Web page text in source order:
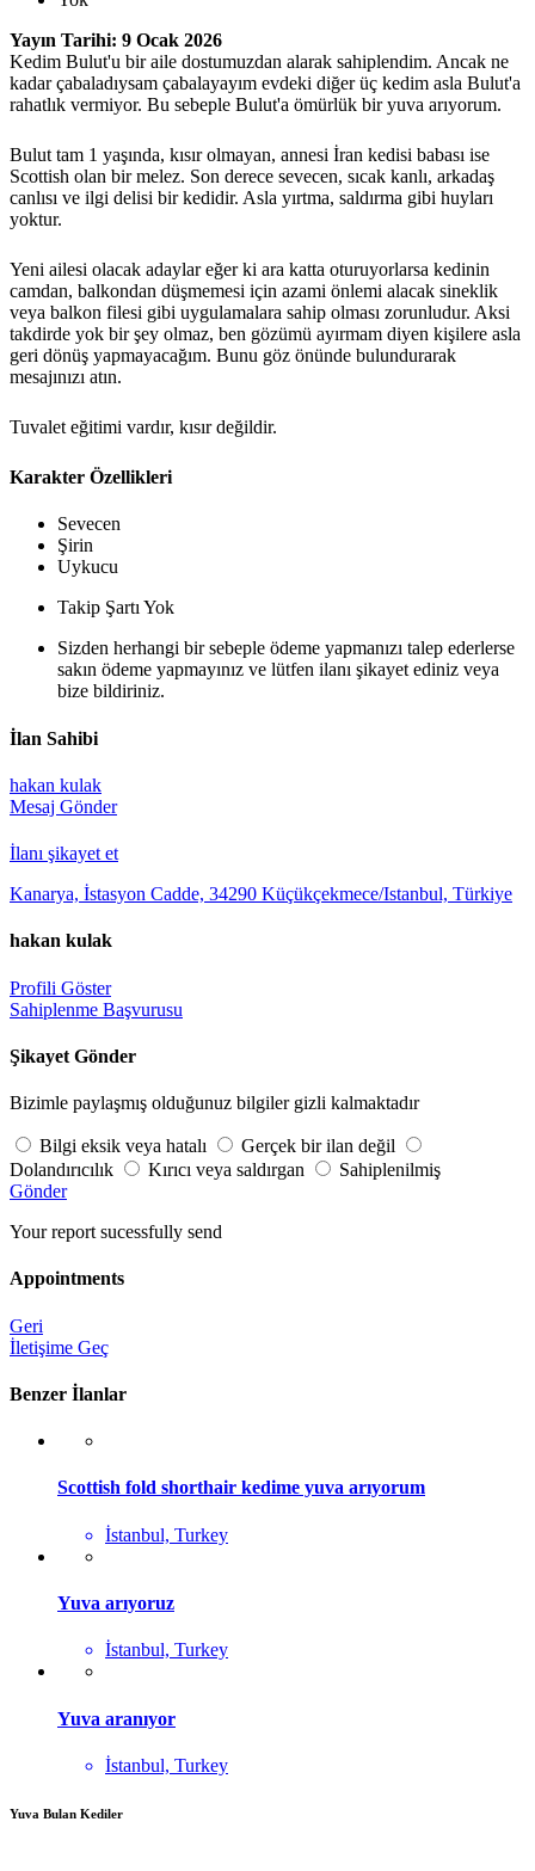
Yayın Tarihi: 9 Ocak 2026
Kedim Bulut'u bir aile dostumuzdan alarak sahiplendim. Ancak ne
kadar çabaladıysam çabalayayım evdeki diğer üç kedim asla Bulut'a
rahatlık vermiyor. Bu sebeple Bulut'a ömürlük bir yuva arıyorum.
Bulut tam 1 yaşında, kısır olmayan, annesi İran kedisi babası ise
Scottish olan bir melez. Son derece sevecen, sıcak kanlı, arkadaş
canlısı ve ilgi delisi bir kedidir. Asla yırtma, saldırma gibi huyları
yoktur.
Yeni ailesi olacak adaylar eğer ki ara katta oturuyorlarsa kedinin
camdan, balkondan düşmemesi için azami önlemi alacak sineklik
veya balkon filesi gibi uygulamalara sahip olması zorunludur. Aksi
takdirde yok bir şey olmaz, ben gözümü ayırmam diyen kişilere asla
geri dönüş yapmayacağım. Bunu göz önünde bulundurarak
mesajınızı atın.
Tuvalet eğitimi vardır, kısır değildir.
Karakter Özellikleri
Sevecen
Şirin
Uykucu
Takip Şartı Yok
Sizden herhangi bir sebeple ödeme yapmanızı talep ederlerse
sakın ödeme yapmayınız ve lütfen ilanı şikayet ediniz veya
bize bildiriniz.
İlan Sahibi
hakan kulak
Mesaj Gönder
İlanı şikayet et
Kanarya, İstasyon Cadde, 34290 Küçükçekmece/Istanbul, Türkiye
hakan kulak
Profili Göster
Sahiplenme Başvurusu
Şikayet Gönder
Bizimle paylaşmış olduğunuz bilgiler gizli kalmaktadır
Bilgi eksik veya hatalı
Gerçek bir ilan değil
Dolandırıcılık
Kırıcı veya saldırgan
Sahiplenilmiş
Gönder
Your report sucessfully send
Appointments
Geri
İletişime Geç
Benzer İlanlar
Scottish fold shorthair kedime yuva arıyorum
İstanbul, Turkey
Yuva arıyoruz
İstanbul, Turkey
Yuva aranıyor
İstanbul, Turkey
Yuva Bulan Kediler